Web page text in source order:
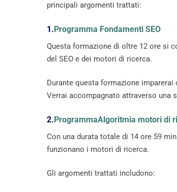
principali argomenti trattati:
1.Programma Fondamenti SEO
Questa formazione di oltre 12 ore si
del SEO e dei motori di ricerca.
Durante questa formazione
Verrai accompagnato attraverso una
2.ProgrammaAlgoritmia motori di
Con una durata totale di 14 ore 59
funzionano i motori di ricerca.
Gli argomenti trattati includono: